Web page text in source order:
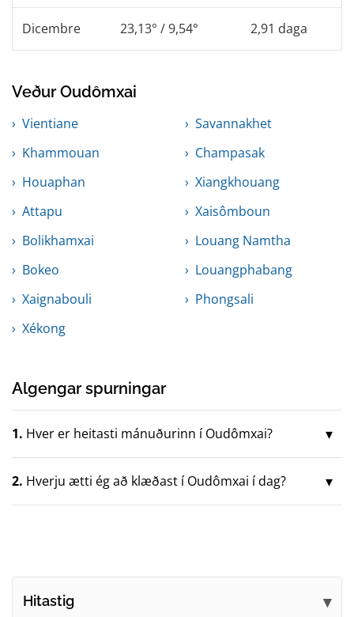
Dicembre 23,13° / 9,54° 2,91 daga
Veður Oudômxai
Vientiane
Savannakhet
Khammouan
Champasak
Houaphan
Xiangkhouang
Attapu
Xaisômboun
Bolikhamxai
Louang Namtha
Bokeo
Louangphabang
Xaignabouli
Phongsali
Xékong
Algengar spurningar
1. Hver er heitasti mánuðurinn í Oudômxai?
2. Hverju ætti ég að klæðast í Oudômxai í dag?
Hitastig